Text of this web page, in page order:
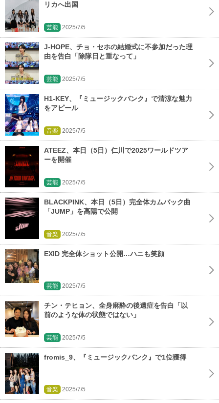
リカへ出国
芸能 2025/7/5
J-HOPE、チョ・セホの結婚式に不参加だった理
由を告白「除隊日と重なって」
芸能 2025/7/5
H1-KEY、『ミュージックバンク』で清涼な魅力
をアピール
音楽 2025/7/5
ATEEZ、本日（5日）仁川で2025ワールドツア
ーを開催
芸能 2025/7/5
BLACKPINK、本日（5日）完全体カムバック曲
「JUMP」を高陽で公開
音楽 2025/7/5
EXID 完全体ショット公開…ハニも笑顔
芸能 2025/7/5
チン・テヒョン、全身麻酔の後遺症を告白「以
前のような体の状態ではない」
芸能 2025/7/5
fromis_9、『ミュージックバンク』で1位獲得
音楽 2025/7/5